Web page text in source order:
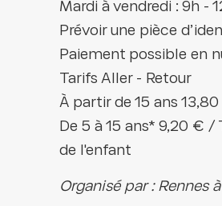
Mardi à vendredi : 9h -
Prévoir une pièce
Paiement possible en
Tarifs Aller - Retour
À partir de 15 ans
De 5 à 15 ans* 9,20 €
de l'enfant
Organisé par : Rennes